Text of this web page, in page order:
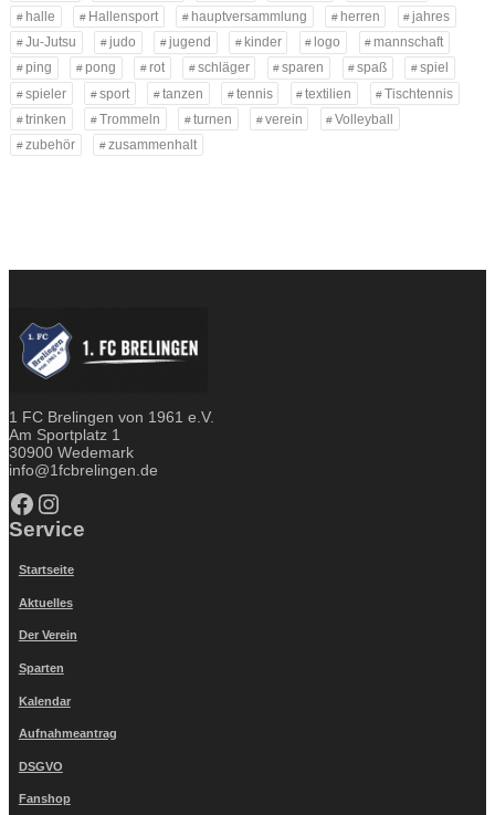
halle
Hallensport hauptversammlung herren
jahres
Ju-Jutsu
judo jugend kinder logo
mannschaft
ping
pong rot schläger sparen spaß
spiel
spieler
sport tanzen tennis textilien
Tischtennis
trinken
Trommeln turnen verein
Volleyball
zubehör
zusammenhalt
1 FC Brelingen von 1961 e.V.
Am Sportplatz 1
30900 Wedemark
info@1fcbrelingen.de
Facebook Instagram
Service
Startseite
Aktuelles
Der Verein
Sparten
Kalendar
Aufnahmeantrag
DSGVO
Fanshop